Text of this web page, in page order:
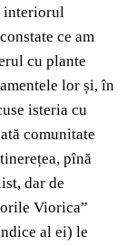
interiorul
ce am
cu plante
lor și, în
isteria cu
comunitate
pînă
dar de
Viorica”
al ei) le